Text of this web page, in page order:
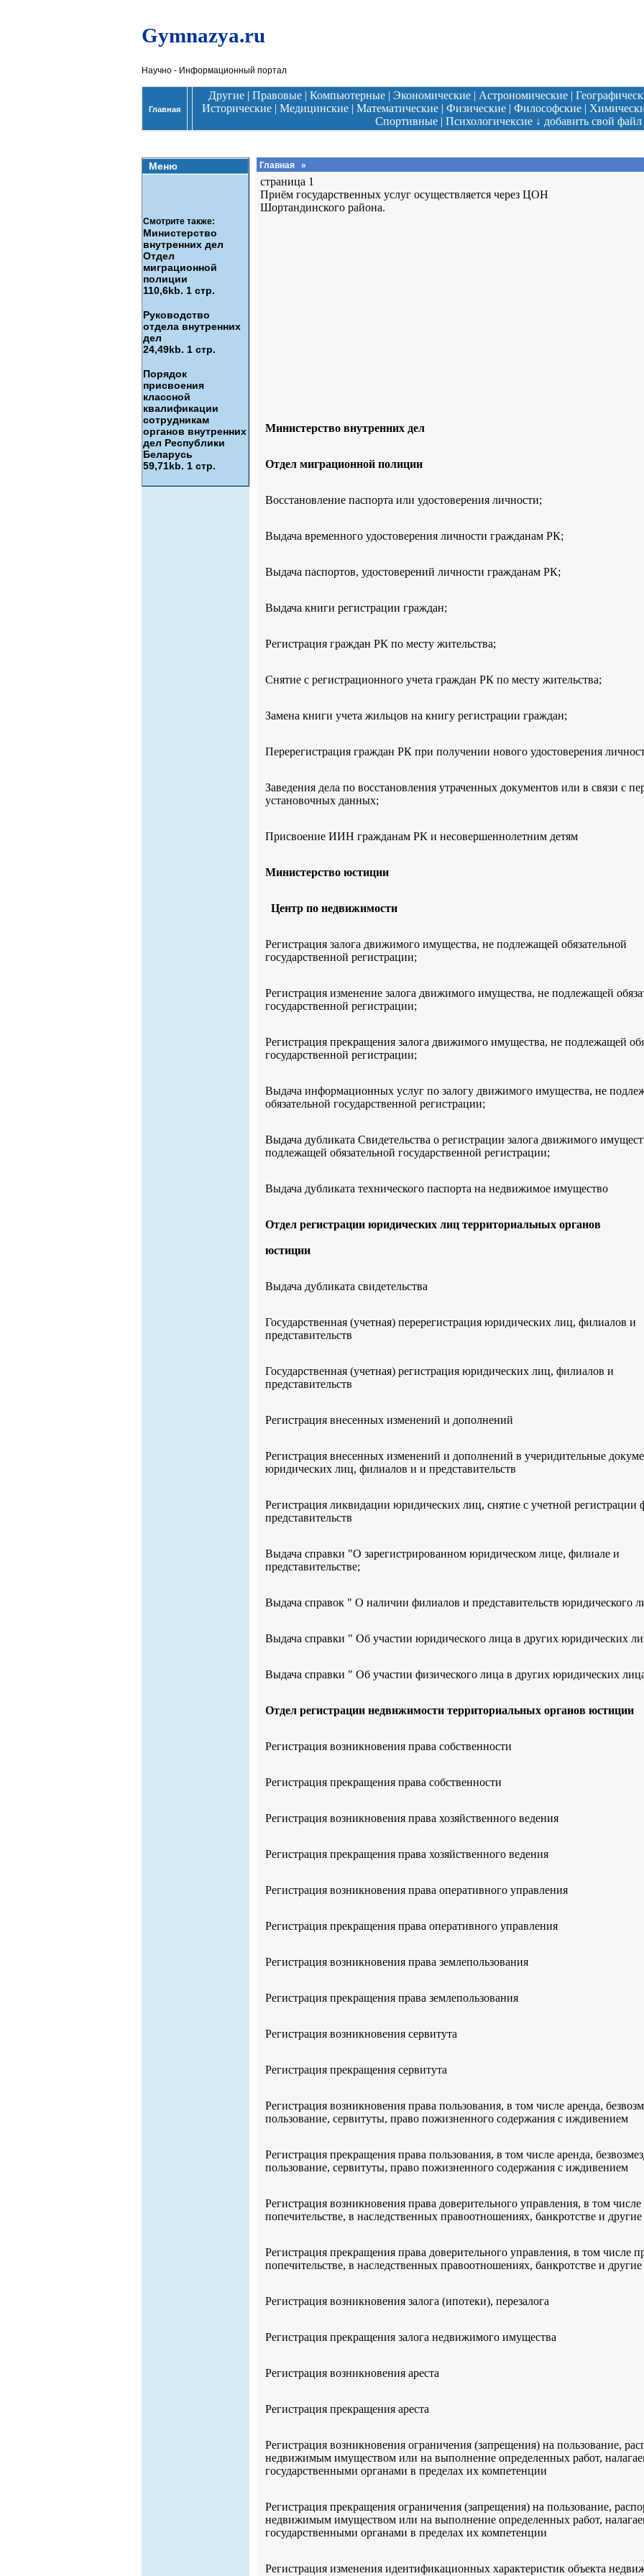
Gymnazya.ru
Научно - Информационный портал
Главная
Другие | Правовые | Компьютерные | Экономические | Астрономические |
Исторические| Медицинские| Математические| Физические| Философские|
Спортивные| Психологичексие↓ добавить свой файл
Меню
Смотрите также:
Министерство
внутренних дел
Отдел
миграционной
полиции
110,6kb. 1 стр.
Руководство
отдела внутренних
дел
24,49kb. 1 стр.
Порядок
присвоения
классной
квалификации
сотрудникам
органов внутренних
дел Республики
Беларусь
59,71kb. 1 стр.
Главная »
страница 1
Приём государственных услуг осуществляется через ЦОН
Шортандинского района.
Министерство внутренних дел
Отдел миграционной полиции
Восстановление паспорта или удостоверения личности;
Выдача временного удостоверения личности гражданам РК;
Выдача паспортов, удостоверений личности гражданам РК;
Выдача книги регистрации граждан;
Регистрация граждан РК по месту жительства;
Снятие с регистрационного учета граждан РК по месту жительства;
Замена книги учета жильцов на книгу регистрации граждан;
Перерегистрация граждан РК при получении нового удостоверения
Заведения дела по восстановления утраченных документов или в связи с
установочных данных;
Присвоение ИИН гражданам РК и несовершеннолетним детям
Министерство юстиции
Центр по недвижимости
Регистрация залога движимого имущества, не подлежащей обязательной
государственной регистрации;
Регистрация изменение залога движимого имущества, не подлежащей
государственной регистрации;
Регистрация прекращения залога движимого имущества, не подлежащей
государственной регистрации;
Выдача информационных услуг по залогу движимого имущества, не
обязательной государственной регистрации;
Выдача дубликата Свидетельства о регистрации залога движимого
подлежащей обязательной государственной регистрации;
Выдача дубликата технического паспорта на недвижимое имущество
Отдел регистрации юридических лиц территориальных органов
юстиции
Выдача дубликата свидетельства
Государственная (учетная) перерегистрация юридических лиц, филиалов и
представительств
Государственная (учетная) регистрация юридических лиц, филиалов и
представительств
Регистрация внесенных изменений и дополнений
Регистрация внесенных изменений и дополнений в учеридительные
юридических лиц, филиалов и и представительств
Регистрация ликвидации юридических лиц, снятие с учетной регистрации
представительств
Выдача справки "О зарегистрированном юридическом лице, филиале и
представительстве;
Выдача справок " О наличии филиалов и представительств юридического
Выдача справки " Об участии юридического лица в других юридических
Выдача справки " Об участии физического лица в других юридических
Отдел регистрации недвижимости территориальных органов юстиции
Регистрация возникновения права собственности
Регистрация прекращения права собственности
Регистрация возникновения права хозяйственного ведения
Регистрация прекращения права хозяйственного ведения
Регистрация возникновения права оперативного управления
Регистрация прекращения права оперативного управления
Регистрация возникновения права землепользования
Регистрация прекращения права землепользования
Регистрация возникновения сервитута
Регистрация прекращения сервитута
Регистрация возникновения права пользования, в том числе аренда,
пользование, сервитуты, право пожизненного содержания с иждивением
Регистрация прекращения права пользования, в том числе аренда,
пользование, сервитуты, право пожизненного содержания с иждивением
Регистрация возникновения права доверительного управления, в том
попечительстве, в наследственных правоотношениях, банкротстве и другие
Регистрация прекращения права доверительного управления, в том числе
попечительстве, в наследственных правоотношениях, банкротстве и другие
Регистрация возникновения залога (ипотеки), перезалога
Регистрация прекращения залога недвижимого имущества
Регистрация возникновения ареста
Регистрация прекращения ареста
Регистрация возникновения ограничения (запрещения) на пользование,
недвижимым имуществом или на выполнение определенных работ,
государственными органами в пределах их компетенции
Регистрация прекращения ограничения (запрещения) на пользование,
недвижимым имуществом или на выполнение определенных работ,
государственными органами в пределах их компетенции
Регистрация изменения идентификационных характеристик объекта